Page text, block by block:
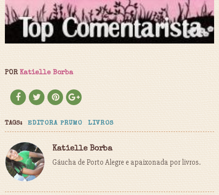
POR Katielle Borba
TAGS: EDITORA PRUMO LIVROS
Katielle Borba
Gáucha de Porto Alegre e apaixonada por livros.